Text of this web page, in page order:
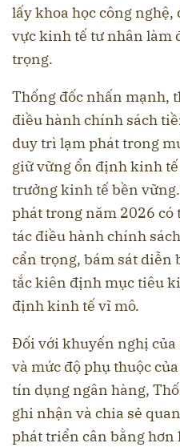
lấy khoa học công
vực kinh tế tư nhân làm
trọng.
Thống đốc nhấn mạnh,
điều hành chính sách
duy trì lạm phát trong
giữ vững ổn định kinh
trưởng kinh tế bền
phát trong năm 2026 có
tác điều hành chính
cẩn trọng, bám sát diễn
tắc kiên định mục tiêu
định kinh tế vĩ mô.
Đối với khuyến nghị
và mức độ phụ thuộc
tín dụng ngân hàng,
ghi nhận và chia sẻ
phát triển cân bằng hơn